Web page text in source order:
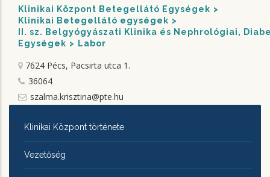
Klinikai Központ Betegellátó Egységek
Klinikai Betegellátó egységek
II. sz. Belgyógyászati Klinika és Nephrológiai,
Egységek
Labor
7624 Pécs, Pacsirta utca 1.
36064
szalma.krisztina@pte.hu
KLINIKAI
KÖZPONTRÓL
Klinikai Központ története
Vezetőség